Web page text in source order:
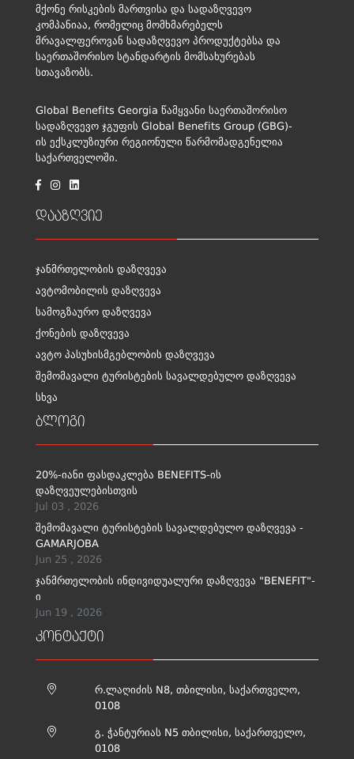
მქონე რისკების მართვისა და სადაზღვევო
კომპანიაა, რომელიც მომხმარებელს
მრავალფეროვან სადაზღვევო პროდუქტებსა და
საერთაშორისო სტანდარტის მომსახურებას
სთავაზობს.
Global Benefits Georgia წამყვანი საერთაშორისო
სადაზღვევო ჯგუფის Global Benefits Group (GBG)-
ის ექსკლუზიური რეგიონული წარმომადგენელია
საქართველოში.
დააზღვიე
ჯანმრთელობის დაზღვევა
ავტომობილის დაზღვევა
სამოგზაურო დაზღვევა
ქონების დაზღვევა
ავტო პასუხისმგებლობის დაზღვევა
შემომავალი ტურისტების სავალდებულო დაზღვევა
სხვა
ბლოგი
20%-იანი ფასდაკლება BENEFITS-ის
დაზღვეულებისთვის
Jul 03 , 2026
შემომავალი ტურისტების სავალდებულო დაზღვევა -
GAMARJOBA
Jun 25 , 2026
ჯანმრთელობის ინდივიდუალური დაზღვევა "BENEFIT"-
ი
Jun 19 , 2026
კონტაქტი
რ.ლაღიძის N8, თბილისი, საქართველო,
0108
გ. ჭანტურიას N5 თბილისი, საქართველო,
0108